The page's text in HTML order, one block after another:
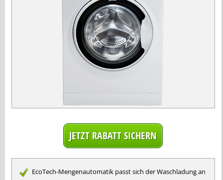
EcoTech-Mengenautomatik passt sich der Waschladung an